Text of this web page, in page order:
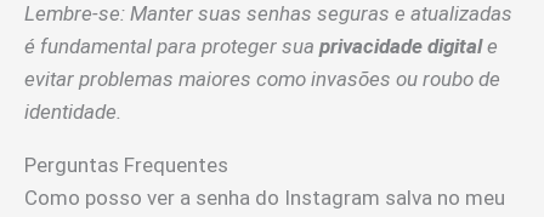
Lembre-se: Manter suas senhas seguras e atualizadas
é fundamental para proteger sua privacidade digitale
evitar problemas maiores como invasões ou roubo de
identidade.
Perguntas Frequentes
Como posso ver a senha do Instagram salva no meu